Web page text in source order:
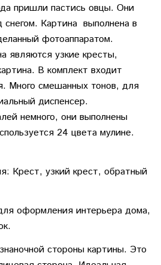
пришли пастись овцы. Они
снегом. Картина выполнена в
фотоаппаратом.
являются узкие кресты,
В комплект входит
Много смешанных тонов, для
диспенсер.
немного, они выполнены
24 цвета мулине.
Крест, узкий крест, обратный
оформления интерьера дома,
стороны картины. Это